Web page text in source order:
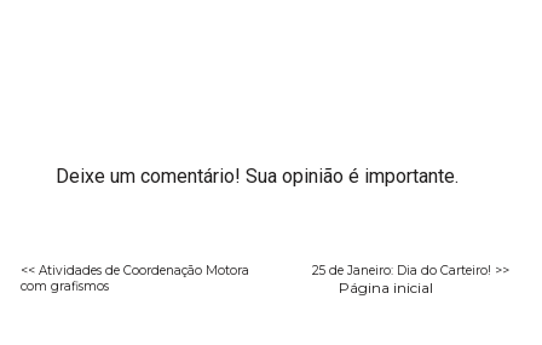
Deixe um comentário! Sua opinião é importante.
<< Atividades de Coordenação Motora
com grafismos
25 de Janeiro: Dia do Carteiro! >>
Página inicial